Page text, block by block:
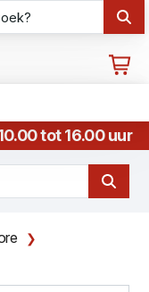
tot 16.00 uur